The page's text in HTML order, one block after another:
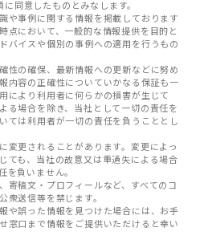
同意したものとみなします。
や事例に関する情報を掲載しております
点において、一般的な情報提供を目的と
バイスや個別の事例への適用を行うもの
性の確保、最新情報への更新などに努め
内容の正確性についていかなる保証も一
により利用者に何らかの損害が生じて
る場合を除き、当社として一切の責任を
ては利用者が一切の責任を負うこととし
変更されることがあります。変更によっ
ても、当社の故意又は重過失による場合
を負いません。
寄稿文・プロフィールなど、すべてのコ
衆送信等を禁じます。
や誤った情報を見つけた場合には、お手
窓口まで情報をご提供いただけると幸い